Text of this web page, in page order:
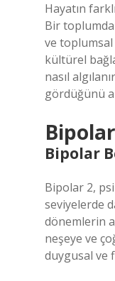
Hayatın
Bir toplumda
ve toplumsal
kültürel
nasıl
gördüğünü
Bipolar
Bipolar 2,
seviyelerde
dönemlerin
neşeye ve
duygusal ve